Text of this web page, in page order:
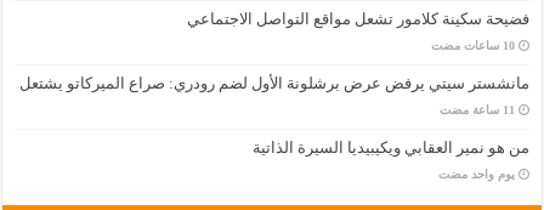
فضيحة سكينة كلامور تشعل مواقع التواصل الاجتماعي
‏10 ساعات مضت
مانشستر سيتي يرفض عرض برشلونة الأول لضم رودري: صراع الميركاتو يشتعل
من هو نمير العقابي ويكيبيديا السيرة الذاتية
‏يوم واحد مضت